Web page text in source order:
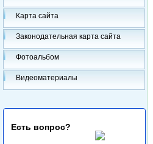
Карта сайта
Законодательная карта сайта
Фотоальбом
Видеоматериалы
Есть вопрос?